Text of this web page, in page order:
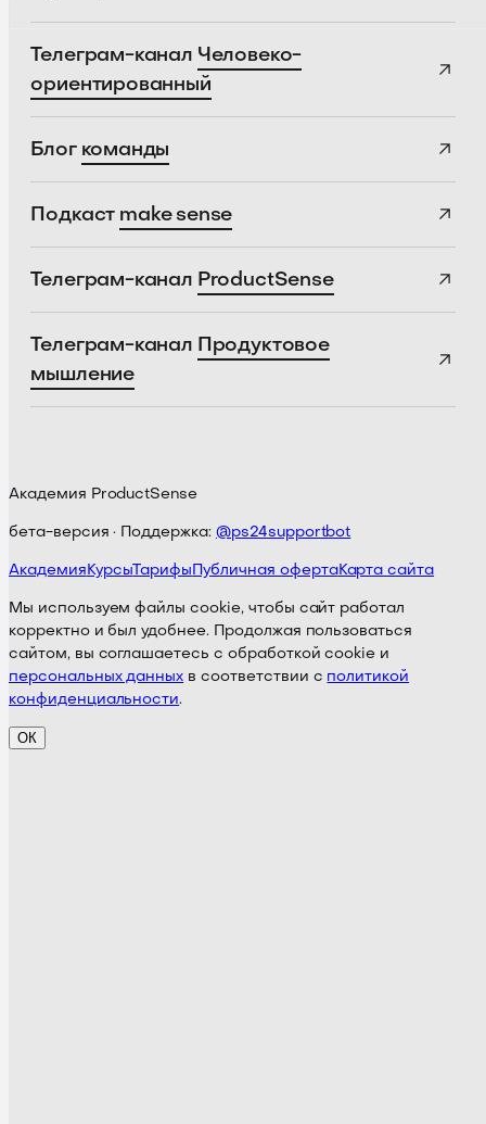
Телеграм-канал Человеко-
ориентированный
Блог команды
Подкаст make sense
Телеграм-канал ProductSense
Телеграм-канал Продуктовое
мышление
Академия ProductSense
бета-версия · Поддержка: @ps24supportbot
Академия КурсыТарифы Публичная офертаКарта сайта
Мы используем файлы cookie, чтобы сайт работал
корректно и был удобнее. Продолжая пользоваться
сайтом, вы соглашаетесь с обработкой cookie и
персональных данных в соответствии с политикой
конфиденциальности.
ОК